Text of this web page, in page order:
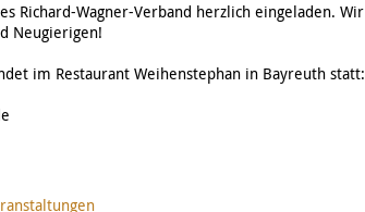
Richard-Wagner-Verband herzlich eingeladen.
Neugierigen!
im Restaurant Weihenstephan in Bayreuth statt: